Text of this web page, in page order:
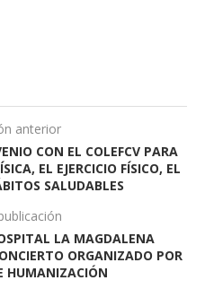
anterior
CON EL COLEFCV PARA
EL EJERCICIO FÍSICO, EL
SALUDABLES
LA MAGDALENA
ORGANIZADO POR
HUMANIZACIÓN